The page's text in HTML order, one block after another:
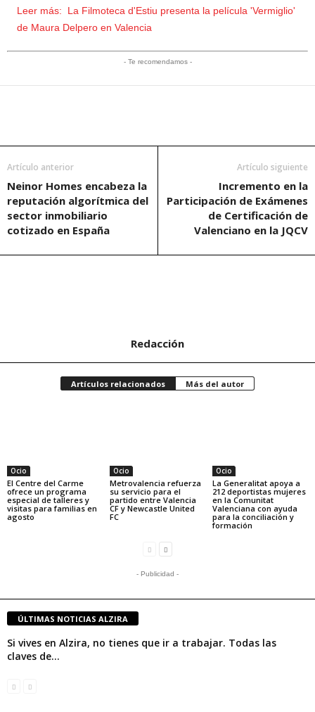
Leer más:
La Filmoteca d'Estiu presenta la película 'Vermiglio'
de Maura Delpero en Valencia
- Te recomendamos -
Artículo anterior
Neinor Homes encabeza la
reputación algorítmica del
sector inmobiliario
cotizado en España
Artículo siguiente
Incremento en la
Participación de Exámenes
de Certificación de
Valenciano en la JQCV
Redacción
Artículos relacionados Más del autor
Ocio
El Centre del Carme
ofrece un programa
especial de talleres y
visitas para familias en
agosto
Ocio
Metrovalencia refuerza
su servicio para el
partido entre Valencia
CF y Newcastle United
FC
Ocio
La Generalitat apoya a
212 deportistas mujeres
en la Comunitat
Valenciana con ayuda
para la conciliación y
formación
- Publicidad -
ÚLTIMAS NOTICIAS ALZIRA
Si vives en Alzira, no tienes que ir a trabajar. Todas las
claves de...